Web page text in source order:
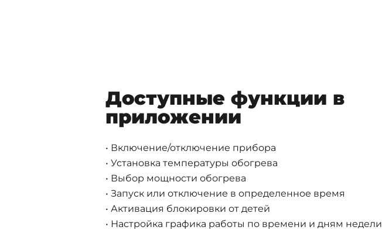
Доступные функции в
приложении
• Включение/отключение прибора
• Установка температуры обогрева
• Выбор мощности обогрева
• Запуск или отключение в определенное время
• Активация блокировки от детей
• Настройка графика работы по времени и дням недели